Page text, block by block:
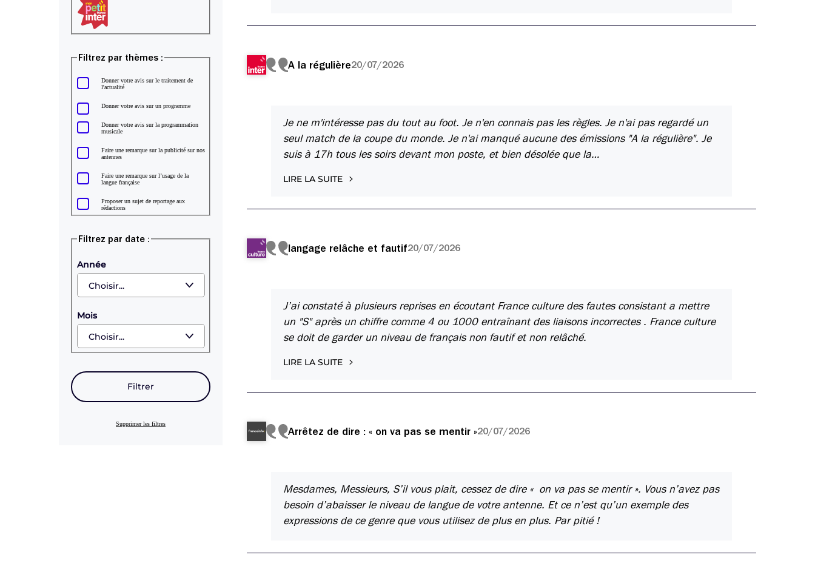
Filtrez par thèmes :
Donner votre avis sur le traitement de
l'actualité
Donner votre avis sur un programme
Donner votre avis sur la programmation
musicale
Faire une remarque sur la publicité sur nos
antennes
Faire une remarque sur l’usage de la
langue française
Proposer un sujet de reportage aux
rédactions
Filtrez par date :
Année
Mois
Filtrer
Supprimer les filtres
A la régulière20/07/2026
Je ne m'intéresse pas du tout au foot. Je n'en connais pas les règles. Je n'ai pas regardé un
seul match de la coupe du monde. Je n'ai manqué aucune des émissions "A la régulière". Je
suis à 17h tous les soirs devant mon poste, et bien désolée que la…
LIRE LA SUITE
langage relâche et fautif20/07/2026
J’ai constaté à plusieurs reprises en écoutant France culture des fautes consistant a mettre
un "S" après un chiffre comme 4 ou 1000 entraînant des liaisons incorrectes . France culture
se doit de garder un niveau de français non fautif et non relâché.
LIRE LA SUITE
Arrêtez de dire : « on va pas se mentir »20/07/2026
Mesdames, Messieurs, S’il vous plait, cessez de dire « on va pas se mentir ». Vous n’avez pas
besoin d’abaisser le niveau de langue de votre antenne. Et ce n’est qu’un exemple des
expressions de ce genre que vous utilisez de plus en plus. Par pitié !